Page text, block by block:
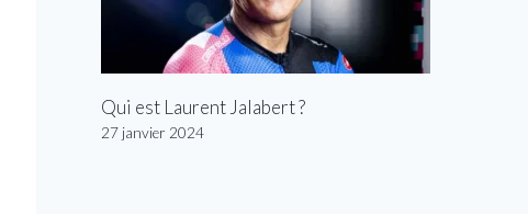
Qui est Laurent Jalabert ?
27 janvier 2024